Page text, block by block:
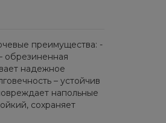
преимущества: -
обрезиненная
надежное
– устойчив
напольные
сохраняет